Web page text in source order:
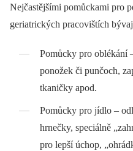
Nejčastějšími pomůckami pro
geriatrických pracovištích
Pomůcky pro oblékání
ponožek či punčoch,
tkaničky apod.
Pomůcky pro jídlo –⁠
hrnečky, speciálně
pro lepší úchop,